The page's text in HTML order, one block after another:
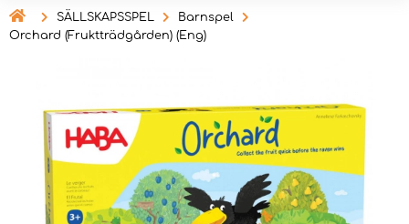
 SÄLLSKAPSSPEL
Barnspel
Orchard (Fruktträdgården) (Eng)